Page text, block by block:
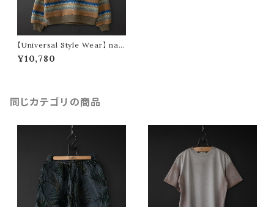
【Universal Style Wear】 nav
ajo crew (camel)
¥10,780
同じカテゴリの商品